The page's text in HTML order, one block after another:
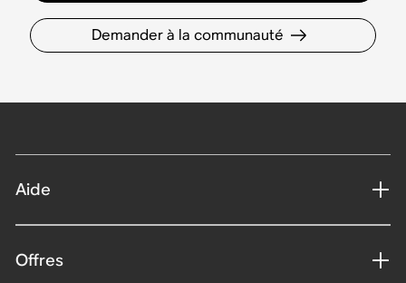
Demander à la communauté
Aide
Offres